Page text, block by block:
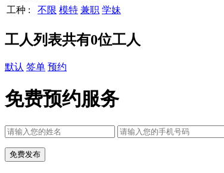
工种 :
不限 模特 兼职 学妹
工人列表共有0位工人
默认 签单 预约
免费预约服务